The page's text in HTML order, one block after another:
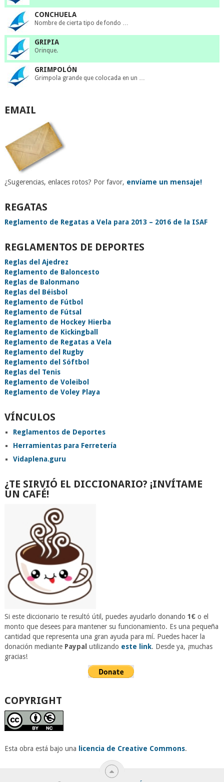
CONCHUELA
Nombre de cierta tipo de fondo …
GRIPIA
Orinque.
GRIMPOLÓN
Grimpola grande que colocada en un …
EMAIL
¿Sugerencias, enlaces rotos? Por favor, envíame un mensaje!
REGATAS
Reglamento de Regatas a Vela para 2013 – 2016 de la ISAF
REGLAMENTOS DE DEPORTES
Reglas del Ajedrez
Reglamento de Baloncesto
Reglas de Balonmano
Reglas del Béisbol
Reglamento de Fútbol
Reglamento de Fútsal
Reglamento de Hockey Hierba
Reglamento de Kickingball
Reglamento de Regatas a Vela
Reglamento del Rugby
Reglamento del Sóftbol
Reglas del Tenis
Reglamento de Voleibol
Reglamento de Voley Playa
VÍNCULOS
Reglamentos de Deportes
Herramientas para Ferretería
Vidaplena.guru
¿TE SIRVIÓ EL DICCIONARIO? ¡INVÍTAME
UN CAFÉ!
Si este diccionario te resultó útil, puedes ayudarlo donando 1€o el
monto que desees para mantener su funcionamiento. Es una pequeña
cantidad que representa una gran ayuda para mí. Puedes hacer la
donación mediante Paypal utilizando este link. Desde ya, ¡muchas
gracias!
COPYRIGHT
Esta obra está bajo una licencia de Creative Commons.